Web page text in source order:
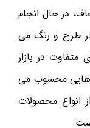
در حال انجام
در طرح و رنگ می
متفاوت در بازار
هایی محسوب می
انواع محصولات